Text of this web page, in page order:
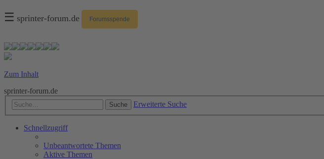
☰ sprinter-forum.de Forumsspende
Zum Inhalt
sprinter-forum.de
Suche Erweiterte Suche
Schnellzugriff
Unbeantwortete Themen
Aktive Themen